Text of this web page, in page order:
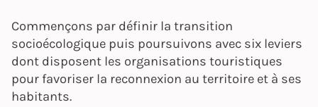
Commençons par définir la transition
socioécologique puis poursuivons avec six leviers
dont disposent les organisations touristiques
pour favoriser la reconnexion au territoire et à ses
habitants.